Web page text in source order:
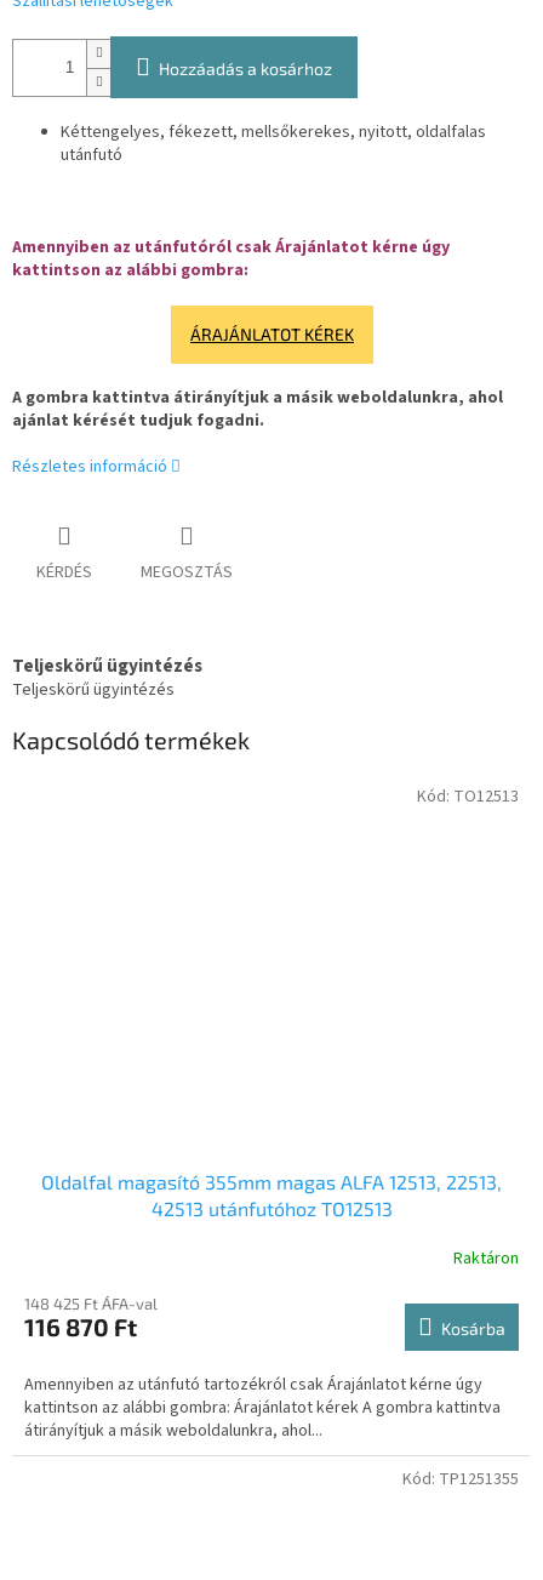
Hozzáadás a kosárhoz
Kéttengelyes, fékezett, mellsőkerekes, nyitott, oldalfalas
utánfutó
Amennyiben az utánfutóról csak Árajánlatot kérne úgy
kattintson az alábbi gombra:
ÁRAJÁNLATOT KÉREK
A gombra kattintva átirányítjuk a másik weboldalunkra, ahol
ajánlat kérését tudjuk fogadni.
Részletes információ
KÉRDÉS MEGOSZTÁS
Teljeskörű ügyintézés
Teljeskörű ügyintézés
Kapcsolódó termékek
Oldalfal magasító 355mm magas ALFA 12513, 22513,
42513 utánfutóhoz TO12513
Raktáron
148 425 Ft ÁFA-val
116 870 Ft Kosárba
Amennyiben az utánfutó tartozékról csak Árajánlatot kérne úgy
kattintson az alábbi gombra: Árajánlatot kérek A gombra kattintva
átirányítjuk a másik weboldalunkra, ahol...
Kód: TO12513
Kód: TP1251355